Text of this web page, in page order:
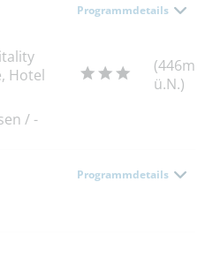
Programmdetails
Hotel
(446m
ü.N.)
/ -
Programmdetails